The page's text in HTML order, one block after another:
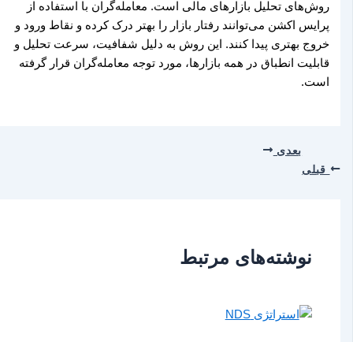
روش‌های تحلیل بازارهای مالی است. معامله‌گران با استفاده از
پرایس اکشن می‌توانند رفتار بازار را بهتر درک کرده و نقاط ورود و
خروج بهتری پیدا کنند. این روش به دلیل شفافیت، سرعت تحلیل و
قابلیت انطباق در همه بازارها، مورد توجه معامله‌گران قرار گرفته
است.
قبلی
بعدی
نوشته‌های مرتبط